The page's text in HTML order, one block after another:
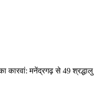
कारवां: मनेंद्रगढ़ से 49 श्रद्धालु